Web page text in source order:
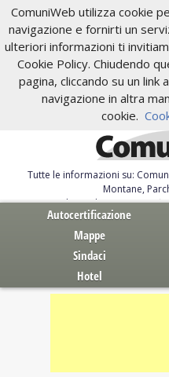
ComuniWeb utilizza cookie
navigazione e fornirti un
ulteriori informazioni ti
Cookie Policy. Chiudendo
pagina, cliccando su un
navigazione in altra
cookie.
Tutte le informazioni su:
Montane,
Servizi al Cittadino.
Autocertificazione
Mappe
Sindaci
Hotel